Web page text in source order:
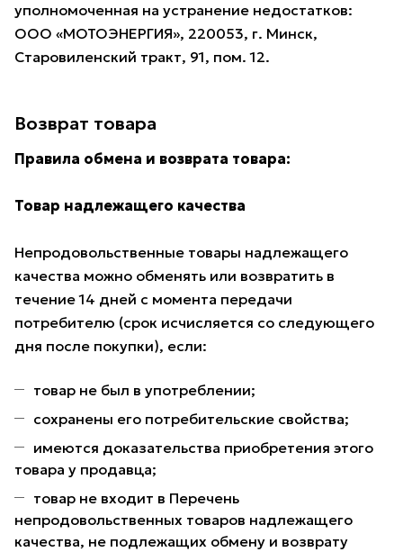
уполномоченная на устранение недостатков:
ООО «МОТОЭНЕРГИЯ», 220053, г. Минск,
Старовиленский тракт, 91, пом. 12.
Возврат товара
Правила обмена и возврата товара:
Товар надлежащего качества
Непродовольственные товары надлежащего
качества можно обменять или возвратить в
течение 14 дней с момента передачи
потребителю (срок исчисляется со следующего
дня после покупки), если:
товар не был в употреблении;
сохранены его потребительские свойства;
имеются доказательства приобретения этого
товара у продавца;
товар не входит в Перечень
непродовольственных товаров надлежащего
качества, не подлежащих обмену и возврату